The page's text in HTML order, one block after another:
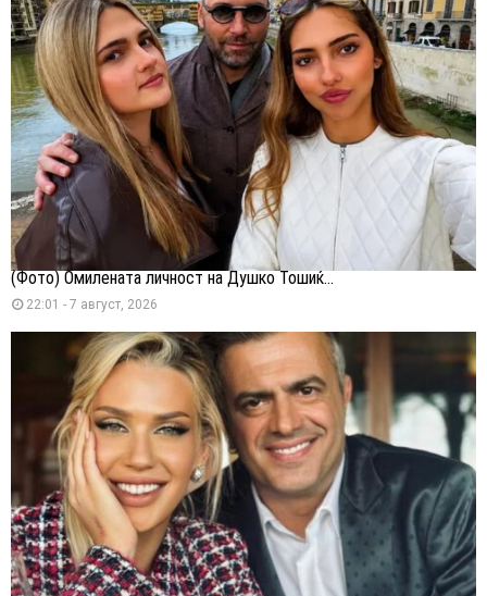
(Фото) Омилената личност на Душко Тошиќ...
22:01 - 7 август, 2026